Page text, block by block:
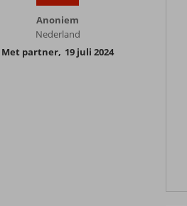
Anoniem
Nederland
Met partner, 19 juli 2024